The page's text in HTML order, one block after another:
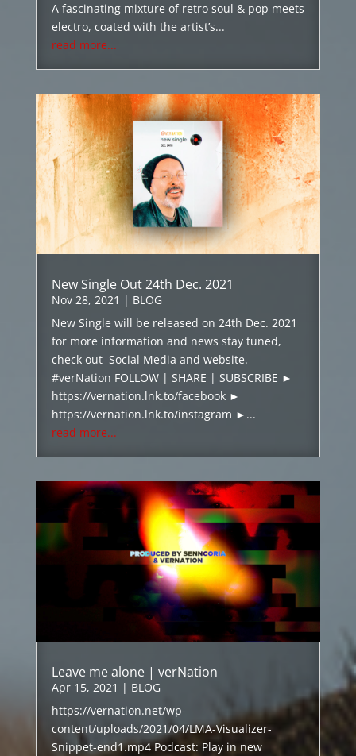
A fascinating mixture of retro soul & pop meets
electro, coated with the artist’s...
read more...
New Single Out 24th Dec. 2021
Nov 28, 2021 | BLOG
New Single will be released on 24th Dec. 2021
for more information and news stay tuned,
check out Social Media and website.
#verNation FOLLOW | SHARE | SUBSCRIBE ►
https://vernation.lnk.to/facebook ►
https://vernation.lnk.to/instagram ►...
read more...
Leave me alone | verNation
Apr 15, 2021 | BLOG
https://vernation.net/wp-
content/uploads/2021/04/LMA-Visualizer-
Snippet-end1.mp4 Podcast: Play in new